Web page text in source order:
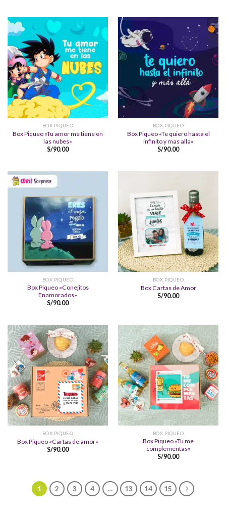
BOX PIQUEO
Box Piqueo «Tu amor me tiene en
las nubes»
S/90.00
BOX PIQUEO
Box Piqueo «Te quiero hasta el
infinito y mas alla»
S/90.00
BOX PIQUEO
Box Piqueo «Conejitos
Enamorados»
S/90.00
BOX PIQUEO
Box Cartas de Amor
S/90.00
BOX PIQUEO
Box Piqueo «Cartas de amor»
S/90.00
BOX PIQUEO
Box Piqueo «Tu me
complementas»
S/90.00
1 2 3 4 … 13 14 15